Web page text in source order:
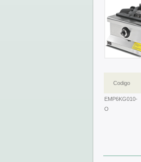
Codigo
EMP6KG010-
O